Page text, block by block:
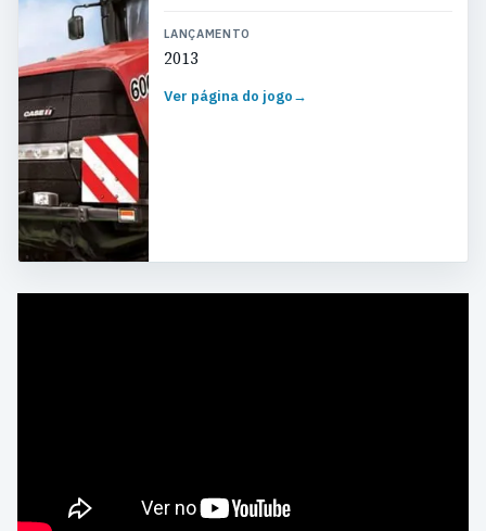
LANÇAMENTO
2013
Ver página do jogo→